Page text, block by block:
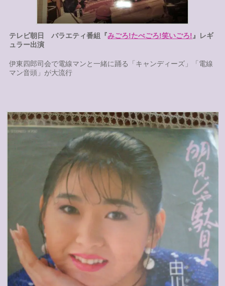
テレビ朝日バラエティ番組 『みごろ!たべごろ!笑いごろ! 』レギ
ュラー出演
伊東四郎司会で電線マンと一緒に踊る「キャンディーズ」「電線
マン音頭」が大流行